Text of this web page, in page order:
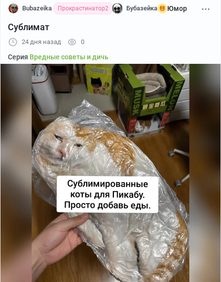
Bubazeika Прокрастинатор2 Бубазейка Юмор
Сублимат
24 дня назад 0
Серия Вредные советы и дичь